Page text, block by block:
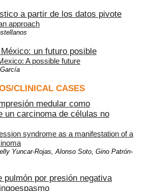
a partir de los datos pivote
approach
un futuro posible
A possible future
CLINICAL CASES
medular como
un carcinoma de células no
syndrome as a manifestation of a
Yuncar-Rojas, Alonso Soto, Gino Patrón-
pulmón por presión negativa